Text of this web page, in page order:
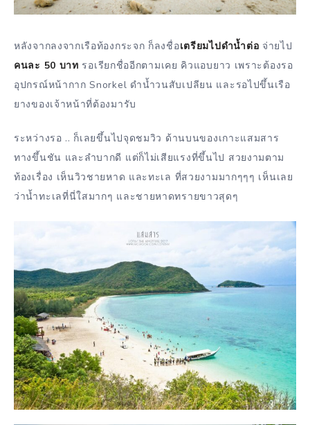
หลังจากลงจากเรือท้องกระจก ก็ลงชื่อเตรียมไปดำน้ำต่อ จ่ายไป
คนละ 50 บาท รอเรียกชื่ออีกตามเคย คิวแอบยาว เพราะต้องรอ
อุปกรณ์หน้ากาก Snorkel ดำน้ำวนสับเปลียน และรอไปขึ้นเรือ
ยางของเจ้าหน้าที่ต้องมารับ
ระหว่างรอ .. ก็เลยขึ้นไปจุดชมวิว ด้านบนของเกาะแสมสาร
ทางขึ้นชัน และลำบากดี แต่ก็ไม่เสียแรงที่ขึ้นไป สวยงามตาม
ท้องเรื่อง เห็นวิวชายหาด และทะเล ที่สวยงามมากๆๆๆ เห็นเลย
ว่าน้ำทะเลที่นี่ใสมากๆ และชายหาดทรายขาวสุดๆ